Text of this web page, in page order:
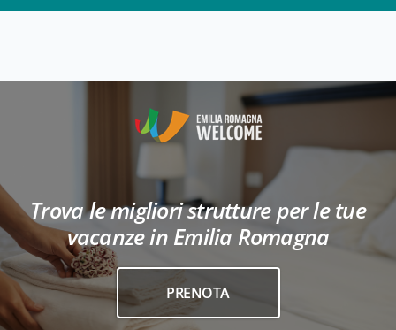
Trova le migliori strutture per le tue
vacanze in Emilia Romagna
PRENOTA